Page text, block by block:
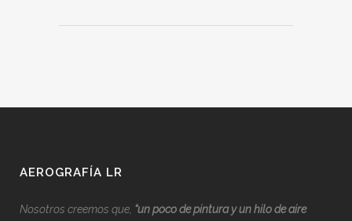
AEROGRAFÍA LR
Nosotros creemos que, “un poco de pintura y un hilo de aire